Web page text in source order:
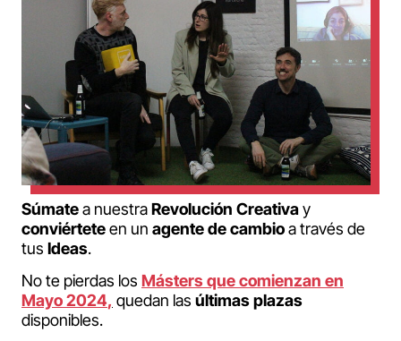
Súmatea nuestraRevolución Creativay
conviérteteen un agente de cambioa través de
tus Ideas.
No te pierdas los Másters que comienzan en
Mayo 2024, quedan las últimasplazas
disponibles.